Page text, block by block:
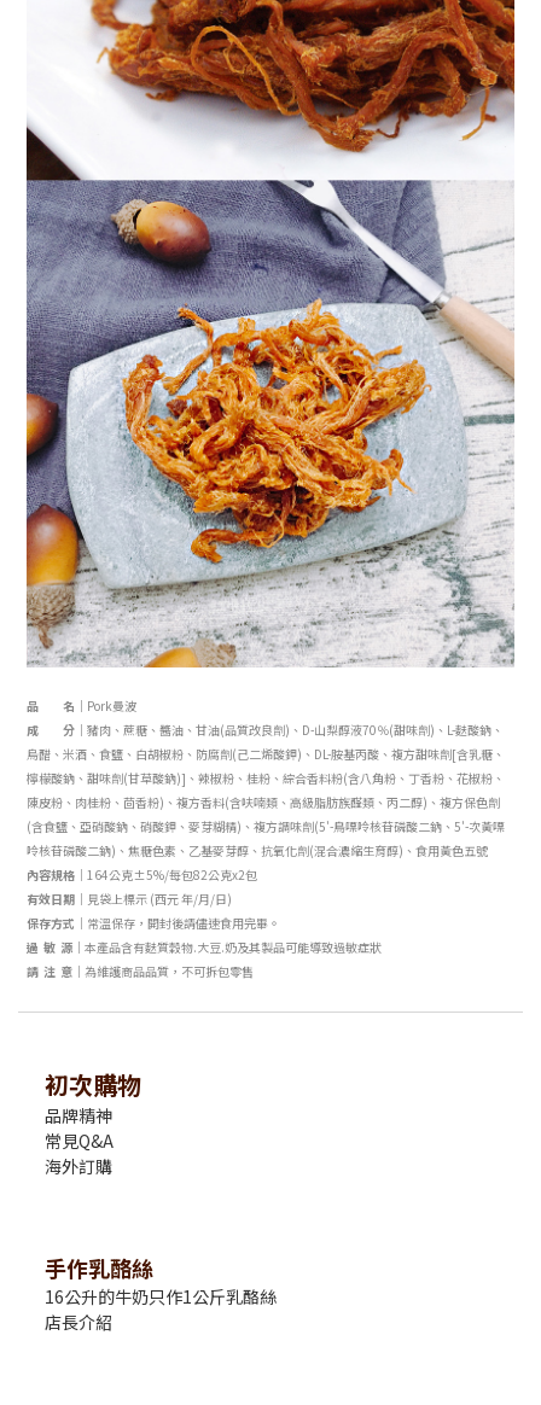
品 名｜ Pork曼波
成 分｜ 豬肉、蔗糖 、 醬油 、 甘油(品質改良劑) 、 D-山梨醇液70％(甜味劑) 、 L-麩酸鈉 、
烏醋 、 米酒 、 食鹽 、 白胡椒粉 、 防腐劑(己二烯酸鉀) 、 DL-胺基丙酸 、 複方甜味劑[含乳糖 、
檸檬酸鈉 、 甜味劑(甘草酸鈉)] 、 辣椒粉 、 桂粉 、 綜合香料粉(含八角粉 、 丁香粉 、 花椒粉 、
陳皮粉 、 肉桂粉 、 茴香粉) 、 複方香料(含呋喃類 、 高級脂肪族醛類 、 丙二醇) 、 複方保色劑
(含食鹽 、 亞硝酸鈉 、 硝酸鉀 、 麥芽糊精) 、 複方調味劑(5'-鳥嘌呤核苷磷酸二鈉 、 5'-次黃嘌
呤核苷磷酸二鈉) 、 焦糖色素 、 乙基麥芽醇 、 抗氧化劑(混合濃縮生育醇) 、 食用黃色五號
內容規格｜ 164公克±5%/每包82公克x2包
有效日期｜ 見袋上標示 (西元 年/月/日)
保存方式｜ 常溫保存，開封後請儘速食用完畢。
過 敏 源 ｜ 本產品含有麩質穀物.大豆.奶及其製品可能導致過敏症狀
請 注 意｜ 為維護商品品質，不可拆包零售
初次購物
品牌精神
常見Q&A
海外訂購
手作乳酪絲
16公升的牛奶只作1公斤乳酪絲
店長介紹